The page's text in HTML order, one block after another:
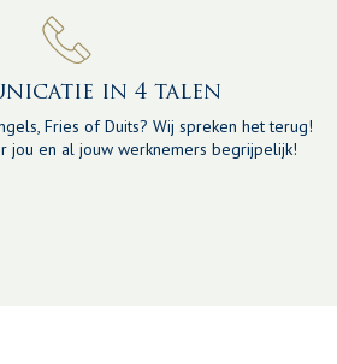
in 4 talen
Fries of Duits? Wij spreken het terug!
jou en al jouw werknemers begrijpelijk!